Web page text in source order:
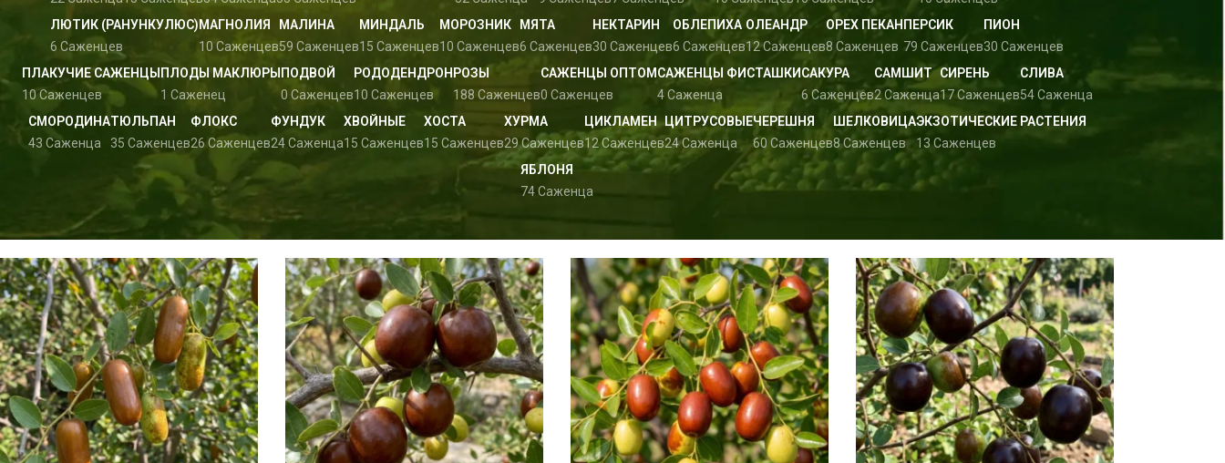
ЛЮТИК (РАНУНКУЛЮС)
6 Саженцев
МАГНОЛИЯ
10 Саженцев
МАЛИНА
59 Саженцев
МИНДАЛЬ
15 Саженцев
МОРОЗНИК
10 Саженцев
МЯТА
6 Саженцев
НЕКТАРИН
30 Саженцев
ОБЛЕПИХА
6 Саженцев
ОЛЕАНДР
12 Саженцев
ОРЕХ ПЕКАН
8 Саженцев
ПЕРСИК
79 Саженцев
ПИОН
30 Саженцев
ПЛАКУЧИЕ САЖЕНЦЫ
10 Саженцев
ПЛОДЫ МАКЛЮРЫ
1 Саженец
ПОДВОЙ
0 Саженцев
РОДОДЕНДРОН
10 Саженцев
РОЗЫ
188 Саженцев
САЖЕНЦЫ ОПТОМ
0 Саженцев
САЖЕНЦЫ ФИСТАШКИ
4 Саженца
САКУРА
6 Саженцев
САМШИТ
2 Саженца
СИРЕНЬ
17 Саженцев
СЛИВА
54 Саженца
СМОРОДИНА
43 Саженца
ТЮЛЬПАН
35 Саженцев
ФЛОКС
26 Саженцев
ФУНДУК
24 Саженца
ХВОЙНЫЕ
15 Саженцев
ХОСТА
15 Саженцев
ХУРМА
29 Саженцев
ЦИКЛАМЕН
12 Саженцев
ЦИТРУСОВЫЕ
24 Саженца
ЧЕРЕШНЯ
60 Саженцев
ШЕЛКОВИЦА
8 Саженцев
ЭКЗОТИЧЕСКИЕ РАСТЕНИЯ
13 Саженцев
ЯБЛОНЯ
74 Саженца
Зизифус